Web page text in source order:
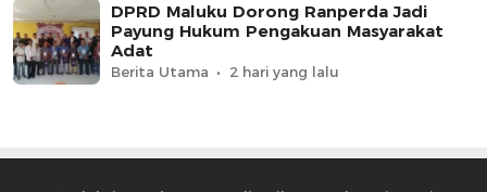
DPRD Maluku Dorong Ranperda Jadi
Payung Hukum Pengakuan Masyarakat
Adat
Berita Utama 2 hari yang lalu